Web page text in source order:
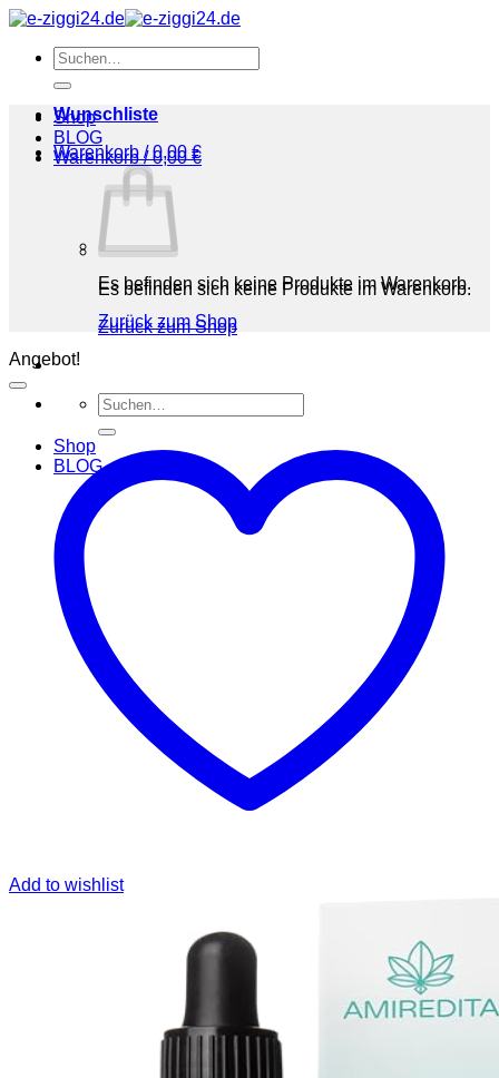
Zum
springenSuchen
nach:
Shop
BLOG
Warenkorb /0,00€
Es befinden sich keine Produkte im Warenkorb.
Zurück zum Shop
Suchen
nach:
Shop
BLOG
Wunschliste
Warenkorb /0,00 €
Es befinden sich keine Produkte im Warenkorb.
Zurück zum Shop
Angebot!
Add to wishlist